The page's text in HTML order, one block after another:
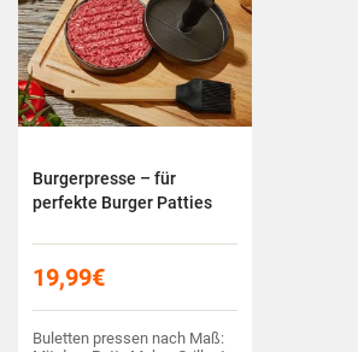
Burgerpresse – für
perfekte Burger Patties
19,99€
Buletten pressen nach Maß: